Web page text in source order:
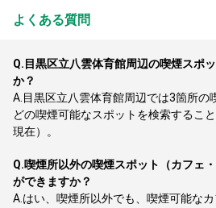
よくある質問
Q. 目黒区立八雲体育館周辺の喫煙スポ
か？
A. 目黒区立八雲体育館周辺では3箇所の
どの喫煙可能なスポットを検索するこ
現在）。
Q.喫煙所以外の喫煙スポット（カフェ
ができますか？
A. はい、喫煙所以外でも、喫煙可能な